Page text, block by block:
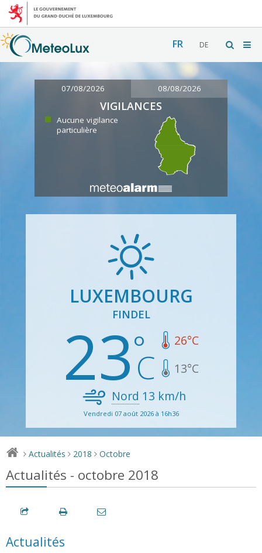
FR DE
07/08/2026 08/08/2026
VIGILANCES
Aucune vigilance
particulière
LUXEMBOURG
FINDEL
23 26°C
13°C
Nord 13 km/h
Vendredi 07 août 2026 à 16h36
> Actualités > 2018 > Octobre
Actualités - octobre 2018
Actualités